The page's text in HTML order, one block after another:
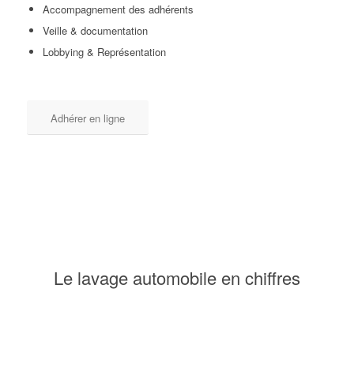
Accompagnement des adhérents
Veille & documentation
Lobbying & Représentation
Adhérer en ligne
Le lavage automobile en chiffres